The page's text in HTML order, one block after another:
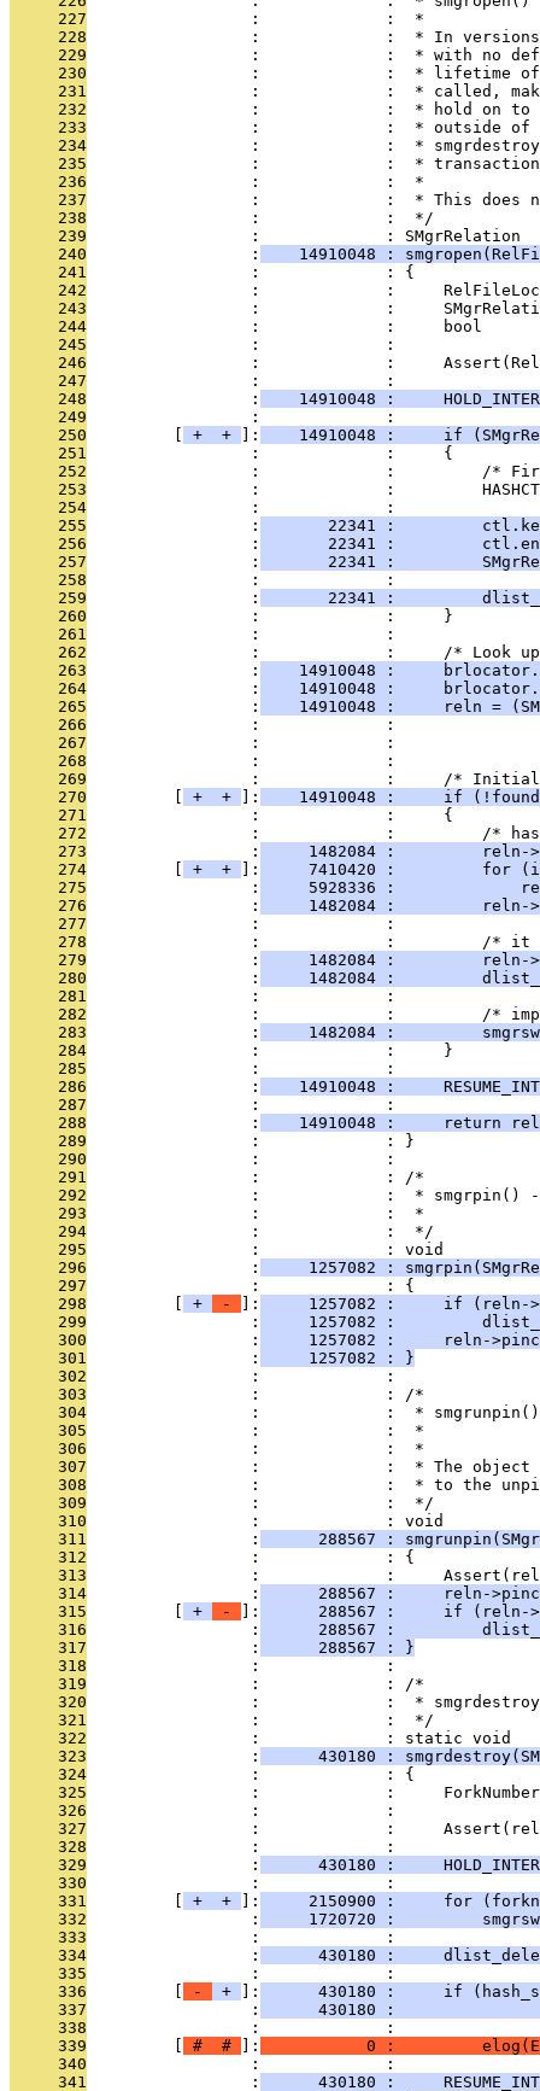
     227
                 :             :  *
     228
:             :  * In
     229
:             :  * with no
     230
:             :  * lifetime
     231
:             :  * called,
     232
:             :  * hold on
     233
:             :  * outside
     234
:             :  *
     235
:             :  *
     236
                 :             :  *
     237
:             :  * This does
     238
                 :             :  */
     239
                 :             : SMgrRelation
     240
                 :
14910048 :
     241
                 :             : {
     242
:             :
     243
:             :
     244
:             :     bool
     245
                 :             :
     246
:             :
     247
                 :             :
     248
                 :
14910048 :
     249
                 :             :
     250
+ + ]:
14910048 :     if
     251
                 :             :     {
     252
:             :         /*
     253
:             :
     254
                 :             :
     255
                 :
22341 :
     256
                 :
22341 :
     257
                 :
22341 :
     258
:             :
     259
                 :
22341 :
     260
                 :             :     }
     261
                 :             :
     262
:             :     /* Look
     263
                 :
14910048 :
     264
                 :
14910048 :
     265
                 :
14910048 :     reln =
     266
:             :
     267
:             :
     268
                 :             :
     269
:             :     /*
     270
+ + ]:
14910048 :     if
     271
                 :             :     {
     272
:             :         /*
     273
                 :
1482084 :         reln-
     274
+ + ]:
7410420 :         for
     275
                 :
5928336 :
     276
                 :
1482084 :         reln-
     277
                 :             :
     278
:             :         /* it
     279
                 :
1482084 :         reln-
     280
                 :
1482084 :
     281
                 :             :
     282
:             :         /*
     283
                 :
1482084 :
     284
                 :             :     }
     285
                 :             :
     286
                 :
14910048 :
     287
                 :             :
     288
                 :
14910048 :     return
     289
                 :             : }
     290
                 :             :
     291
                 :             : /*
     292
:             :  * smgrpin()
     293
:             :  *
     294
                 :             :  */
     295
                 :             : void
     296
                 :
1257082 :
     297
                 :             : {
     298
+ - ]:
1257082 :     if (reln-
     299
                 :
1257082 :
     300
                 :
1257082 :     reln-
     301
                 :
     1257082 : }
     302
                 :             :
     303
                 :             : /*
     304
:             :  *
     305
:             :  *
     306
                 :             :  *
     307
:             :  * The
     308
:             :  * to the
     309
                 :             :  */
     310
                 :             : void
     311
                 :
288567 :
     312
                 :             : {
     313
:             :
     314
                 :
288567 :     reln-
     315
+ - ]:
288567 :     if (reln-
     316
                 :
288567 :
     317
                 :
      288567 : }
     318
                 :             :
     319
                 :             : /*
     320
:             :  *
     321
                 :             :  */
     322
                 :             : static void
     323
                 :
430180 :
     324
                 :             : {
     325
:             :
     326
                 :             :
     327
:             :
     328
                 :             :
     329
                 :
430180 :
     330
                 :             :
     331
+ + ]:
2150900 :     for
     332
                 :
1720720 :
     333
                 :             :
     334
                 :
430180 :
     335
                 :             :
     336
- + ]:
430180 :     if
     337
                 :
430180 :
     338
:             :
     339
# # ]:
0 :
     340
                 :             :
     341
                 :
430180 :